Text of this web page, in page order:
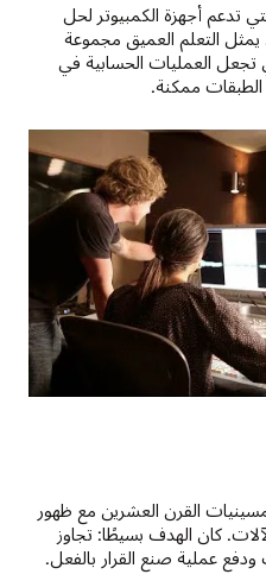
تدعم أجهزة الكمبيوتر لحل
يمثل التعلم العميق مجموعة
تجعل العمليات الحسابية في
ممكنة.
القرن العشرين مع ظهور
كان الهدف بسيطًا: تجاوز
عملية صنع القرار بالفعل.